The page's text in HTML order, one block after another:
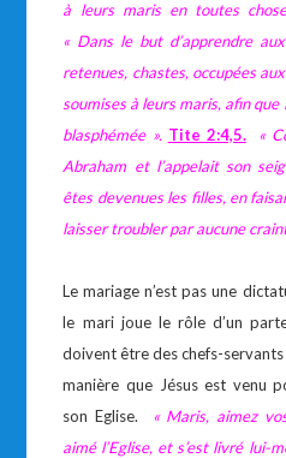
à leurs maris en toutes
« Dans le but d’apprendre
retenues, chastes, occupées
soumises à leurs maris, afin
blasphémée ». Tite 2:4,5.«
Abraham et l’appelait son
êtes devenues les filles, en
laisser troubler par aucune
Le mariage n’est pas une
le mari joue le rôle d’un
doivent être des chefs-
manière que Jésus est venu
son Eglise. « Maris, aimez
aimé l’Eglise, et s’est livré lui-